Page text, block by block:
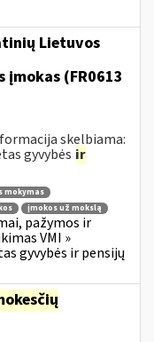
Lietuvos
(FR0613
skelbiama:
gyvybės ir
mokymas
įmokos už mokslą
pažymos ir
VMI »
gyvybės ir pensijų